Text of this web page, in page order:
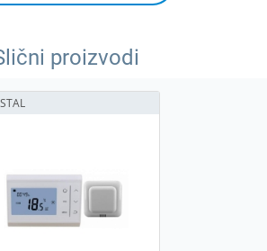
proizvodi